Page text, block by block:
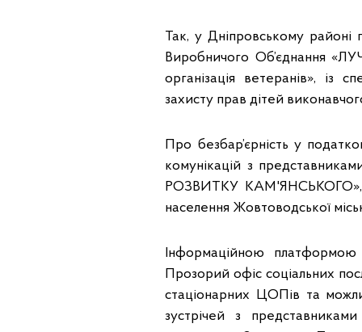
Так, у Дніпровському районі
Виробничого Об’єднання
організація ветеранів», із
захисту прав дітей
Про безбар’єрність у
комунікацій з
РОЗВИТКУ КАМ'ЯНСЬКОГО»,
населення Жовтоводської
Інформаційною платформою
Прозорий офіс соціальних
стаціонарних ЦОПів та
зустрічей з